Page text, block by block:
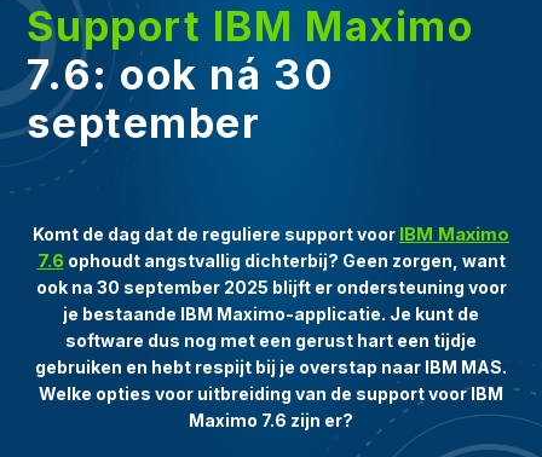
Support IBM Maximo
7.6: ook ná 30
september
Komt de dag dat de reguliere support voor IBM Maximo
7.6ophoudt angstvallig dichterbij? Geen zorgen, want
ook na 30 september 2025 blijft er ondersteuning voor
je bestaande IBM Maximo-applicatie. Je kunt de
software dus nog met een gerust hart een tijdje
gebruiken en hebt respijt bij je overstap naar IBM MAS.
Welke opties voor uitbreiding van de support voor IBM
Maximo 7.6 zijn er?